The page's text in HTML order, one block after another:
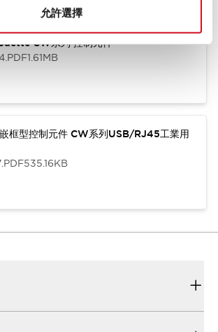
允許選擇
CW系列 控制元件
.PDF1.61MB
框型控制元件 CW系列USB/RJ45工業用
.PDF535.16KB